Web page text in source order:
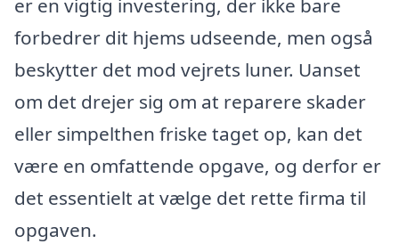
er en vigtig investering, der ikke bare
forbedrer dit hjems udseende, men også
beskytter det mod vejrets luner. Uanset
om det drejer sig om at reparere skader
eller simpelthen friske taget op, kan det
være en omfattende opgave, og derfor er
det essentielt at vælge det rette firma til
opgaven.